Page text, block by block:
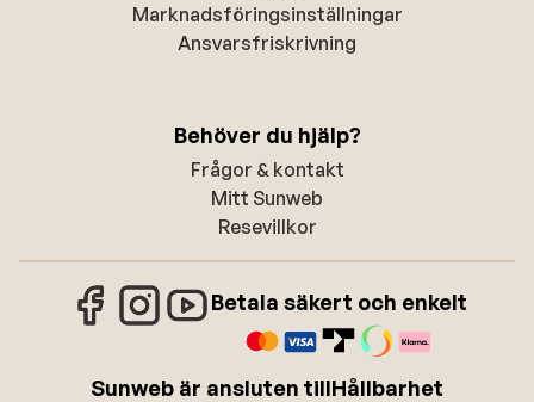
Marknadsföringsinställningar
Ansvarsfriskrivning
Behöver du hjälp?
Frågor & kontakt
Mitt Sunweb
Resevillkor
Betala säkert och enkelt
Sunweb är ansluten tillHållbarhet